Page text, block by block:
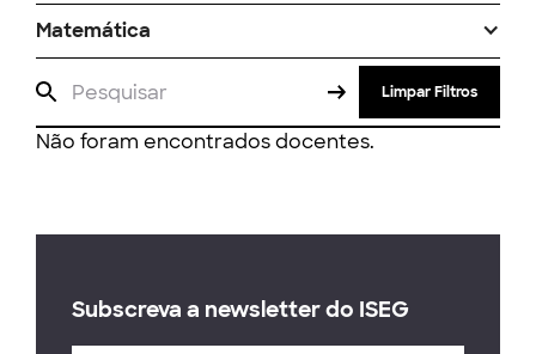
Matemática
Limpar Filtros
Não foram encontrados docentes.
Subscreva a newsletter do ISEG